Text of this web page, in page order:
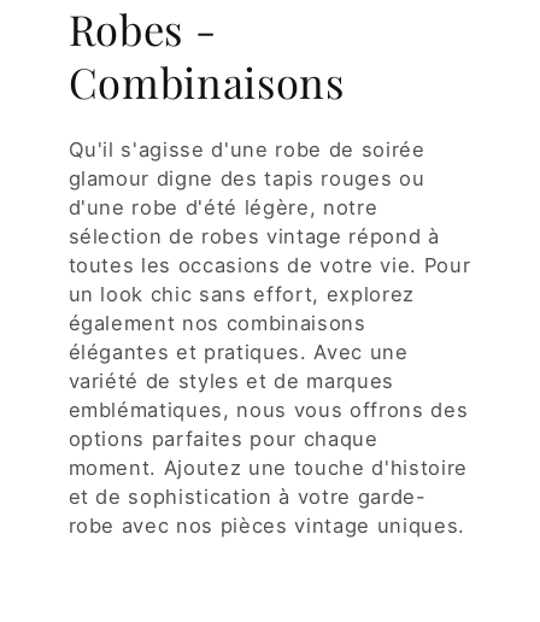
Robes -
Combinaisons
Qu'il s'agisse d'une robe de soirée
glamour digne des tapis rouges ou
d'une robe d'été légère, notre
sélection de robes vintage répond à
toutes les occasions de votre vie. Pour
un look chic sans effort, explorez
également nos combinaisons
élégantes et pratiques. Avec une
variété de styles et de marques
emblématiques, nous vous offrons des
options parfaites pour chaque
moment. Ajoutez une touche d'histoire
et de sophistication à votre garde-
robe avec nos pièces vintage uniques.